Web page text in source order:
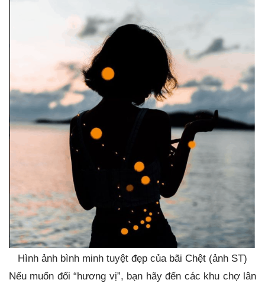
Hình ảnh bình minh tuyệt đẹp của bãi Chệt (ảnh ST)
Nếu muốn đổi “hương vị”, bạn hãy đến các khu chợ lân